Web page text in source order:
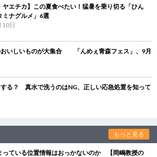
ヤエチカ】この夏食べたい！猛暑を乗り切る「ひん
ミナグルメ」6選
10日
おいしいものが大集合 「んめぇ青森フェス」、9月
る？ 真水で洗うのはNG、正しい応急処置を知って
もっと見る
っている位置情報はおっかないのか 【岡嶋教授の